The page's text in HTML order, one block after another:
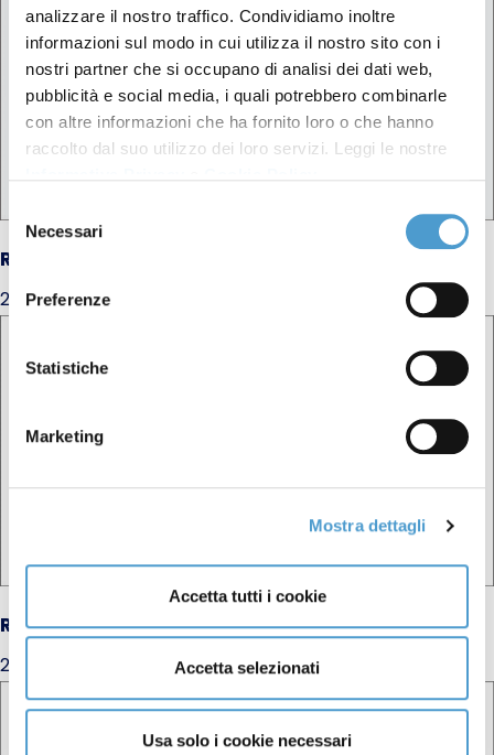
analizzare il nostro traffico. Condividiamo inoltre
informazioni sul modo in cui utilizza il nostro sito con i
nostri partner che si occupano di analisi dei dati web,
pubblicità e social media, i quali potrebbero combinarle
con altre informazioni che ha fornito loro o che hanno
raccolto dal suo utilizzo dei loro servizi. Leggi le nostre
del
consenso
Necessari
Preferenze
Statistiche
Marketing
Mostra dettagli
Accetta tutti i cookie
Accetta selezionati
Usa solo i cookie necessari
RIPARTO 2025-2026
27 Giugno 2025
RIPARTO
29 Maggio 2024